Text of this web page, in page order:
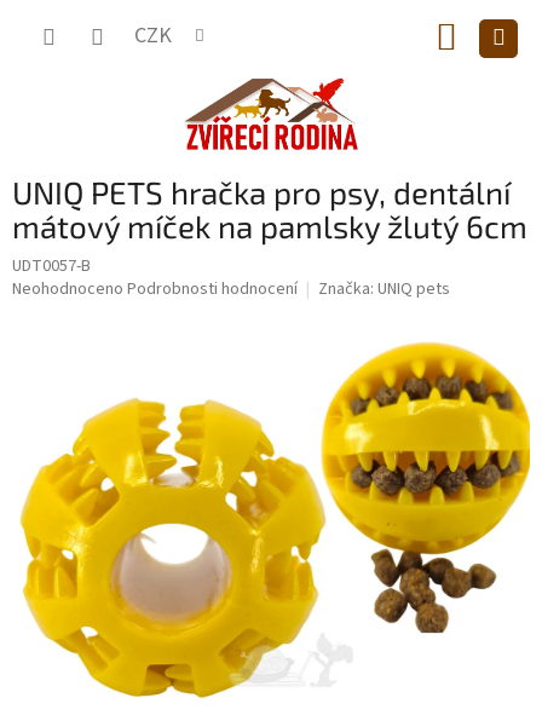
CZK
KOŠÍK
UNIQ PETS hračka pro psy, dentální
mátový míček na pamlsky žlutý 6cm
UDT0057-B
Průměrné
hvězdiček.
Neohodnoceno Podrobnosti hodnocení Značka: UNIQ pets